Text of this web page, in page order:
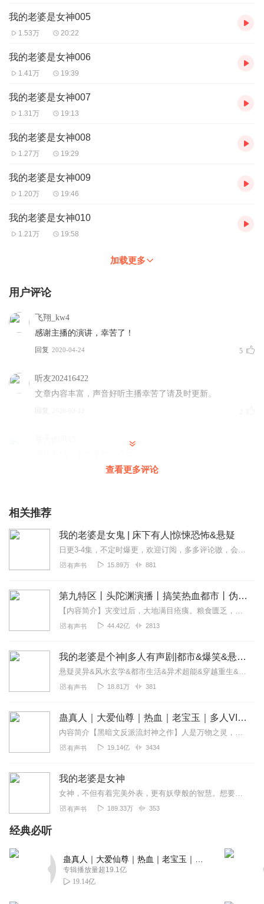
我的老婆是女神005
1.53万 20:22
我的老婆是女神006
1.41万 19:39
我的老婆是女神007
1.31万 19:13
我的老婆是女神008
1.27万 19:29
我的老婆是女神009
1.20万 19:46
我的老婆是女神010
1.21万 19:58
加载更多
用户评论
飞翔_kw4
感谢主播的演讲，幸苦了！
回复 2020-04-24 5
听友202416422
文章内容丰富，声音好听主播幸苦了请及时更新。
回复
过去很不错，没有太多啰嗦的环节，主播也很棒，既然是小
说就别想着认为让读者听者认为都是现实，高于现实才是的
夸张，不脱离现实的夸张才是王道。
命运_v10
内容还没完啊，为啥没有后续了
付1894
写的什么乱七八糟，而且好像没女声
乔治开饭了
恶心恶心恶心恶心恶心恶心
查看更多评论
相关推荐
我的老婆是女鬼 | 床下有人|惊悚恐怖&悬疑
日更3-4集，不定时爆更，欢迎订阅，多多评论嗷，会有惊喜~【内容简介】外婆是个灵媒，在她去世之前给我找了一个鬼媳妇，可她竟是死了几千年的女鬼，对我们这个世界的文...
有声书 15.89万 881
第九特区丨头陀渊演播丨搞笑热血都市丨伪戒丨VIP免费多人有声剧
【内容简介】灾变过后，大地满目疮痍。粮食匮乏，资源紧俏，局势混乱……一位从待规划区杀出来的青年，背对着漫天黄沙，孤身来到九区谋生，却不曾想偶然结识三五好友，一念...
有声书 44.42亿 2813
我的老婆是个神|多人有声剧|都市&爆笑&悬疑&风水
悬疑灵异&风水玄学&都市生活&异术超能&穿越重生&修真玄幻&穿越架空&复仇&爽文&快穿&爆笑看陆大仙儿怎么带着小仙女双宿双飞！！！每天中午12点更新5集，不定...
有声书 18.81万 381
蛊真人｜大爱仙尊｜热血｜老宝玉｜多人VIP免费有声剧
内容简介【黑暗文反派流封神之作】人是万物之灵，蛊是天地真精。一个穿越者不断重生的故事。一个养蛊、炼蛊、用蛊的奇特世界。配音组（男角色）老宝玉旁白...
有声书 19.14亿 3434
我的老婆是女神
女神，不但有着完美外表，更有妖孽般的智慧。想要得到这位完美女人的青睐，只能一步步走向世界的巅峰。
有声书 189.33万 353
经典必听
专辑播放量超19.1亿
19.14亿